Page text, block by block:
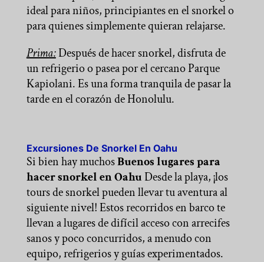
ideal para niños, principiantes en el snorkel o
para quienes simplemente quieran relajarse.
Prima:Después de hacer snorkel, disfruta de
un refrigerio o pasea por el cercano Parque
Kapiolani. Es una forma tranquila de pasar la
tarde en el corazón de Honolulu.
Excursiones De Snorkel En Oahu
Si bien hay muchosBuenos lugares para
hacer snorkel en OahuDesde la playa, ¡los
tours de snorkel pueden llevar tu aventura al
siguiente nivel! Estos recorridos en barco te
llevan a lugares de difícil acceso con arrecifes
sanos y poco concurridos, a menudo con
equipo, refrigerios y guías experimentados.